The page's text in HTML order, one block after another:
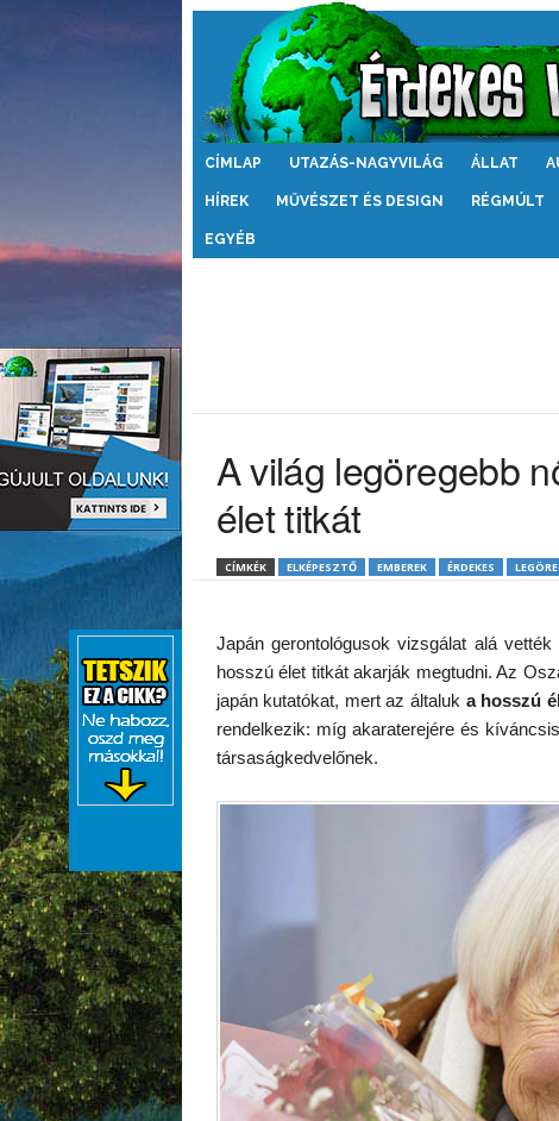
Érdekes
CÍMLAP UTAZÁS-NAGYVILÁG ÁLLAT
HÍREK MŰVÉSZET ÉS DESIGN RÉGMÚLT
EGYÉB
A világ legöregebb
élet titkát
CÍMKÉK ELKÉPESZTŐ EMBEREK ÉRDEKES
Japán gerontológusok vizsgálat alá vették
hosszú élet titkát akarják megtudni. Az
japán kutatókat, mert az általuk a hosszú
rendelkezik: míg akaraterejére és
társaságkedvelőnek.